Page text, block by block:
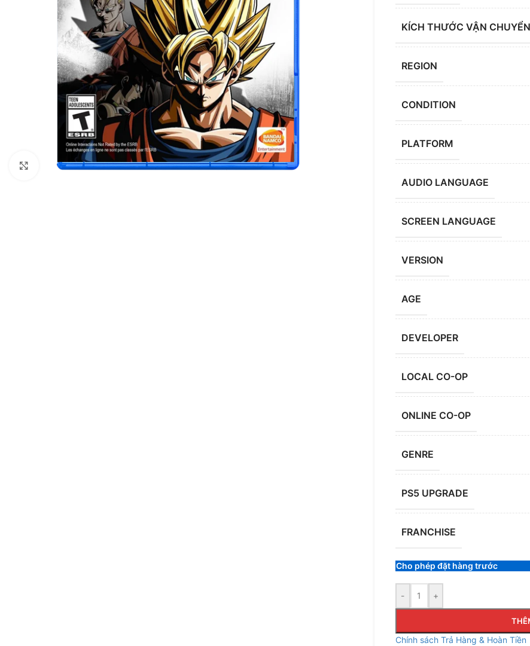
Nhấp để phóng to
KÍCH THƯỚC VẬN CHUYỂN
REGION
CONDITION
PLATFORM
AUDIO LANGUAGE
SCREEN LANGUAGE
VERSION
AGE
DEVELOPER
LOCAL CO-OP
ONLINE CO-OP
GENRE
PS5 UPGRADE
FRANCHISE
Cho phép đặt hàng trước
- +
Chính sách Trả Hàng & Hoàn Tiền